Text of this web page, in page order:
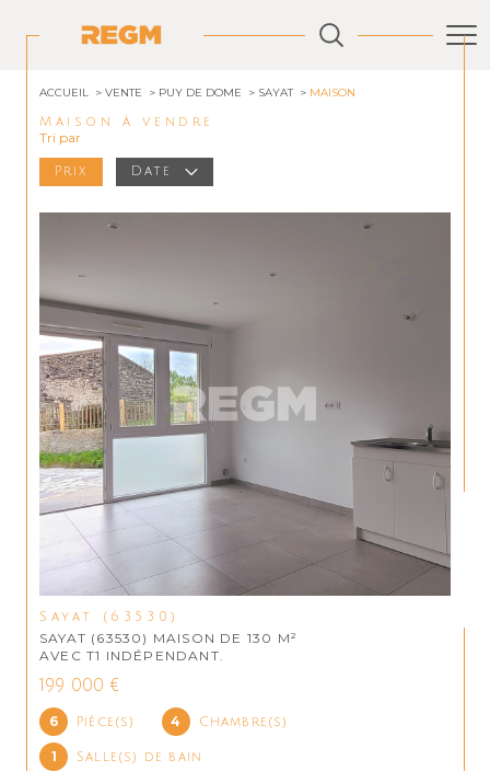
ACCUEIL VENTE PUY DE DOME SAYAT MAISON
Maison à vendre
Tri par
Prix Date
Sayat (63530)
SAYAT (63530) MAISON DE 130 M²
AVEC T1 INDÉPENDANT.
199 000 €
6 Pièce(s) 4 Chambre(s)
1 Salle(s) de bain